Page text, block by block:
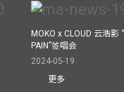
MOKO x CLOUD 云浩影
PAIN”签唱会
2024-05-19
更多